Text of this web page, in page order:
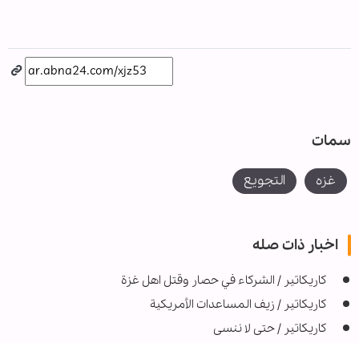
سمات
غزه التجويع
اخبار ذات صله
كاريكاتير / الشركاء في حصار وقتل اهل غزة
كاريكاتير / زيف المساعدات الأمريكية
كاريكاتير / حتى لا ننسى